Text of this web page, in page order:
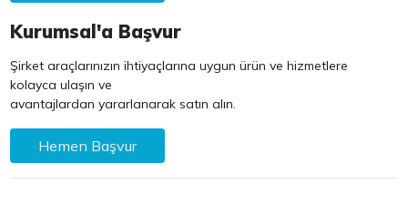
Kurumsal'a Başvur
Şirket araçlarınızın ihtiyaçlarına uygun ürün ve hizmetlere
kolayca ulaşın ve
avantajlardan yararlanarak satın alın.
Hemen Başvur